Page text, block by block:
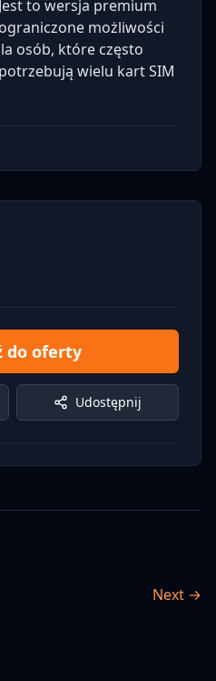
to wersja premium
możliwości
osób, które często
wielu kart SIM
do oferty
Udostępnij
Next →